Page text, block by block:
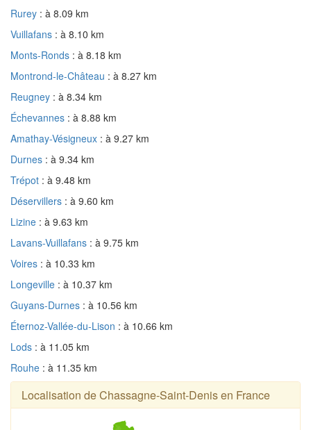
Rurey : à 8.09 km
Vuillafans : à 8.10 km
Monts-Ronds : à 8.18 km
Montrond-le-Château : à 8.27 km
Reugney : à 8.34 km
Échevannes : à 8.88 km
Amathay-Vésigneux : à 9.27 km
Durnes : à 9.34 km
Trépot : à 9.48 km
Déservillers : à 9.60 km
Lizine : à 9.63 km
Lavans-Vuillafans : à 9.75 km
Voires : à 10.33 km
Longeville : à 10.37 km
Guyans-Durnes : à 10.56 km
Éternoz-Vallée-du-Lison : à 10.66 km
Lods : à 11.05 km
Rouhe : à 11.35 km
Localisation de Chassagne-Saint-Denis en France